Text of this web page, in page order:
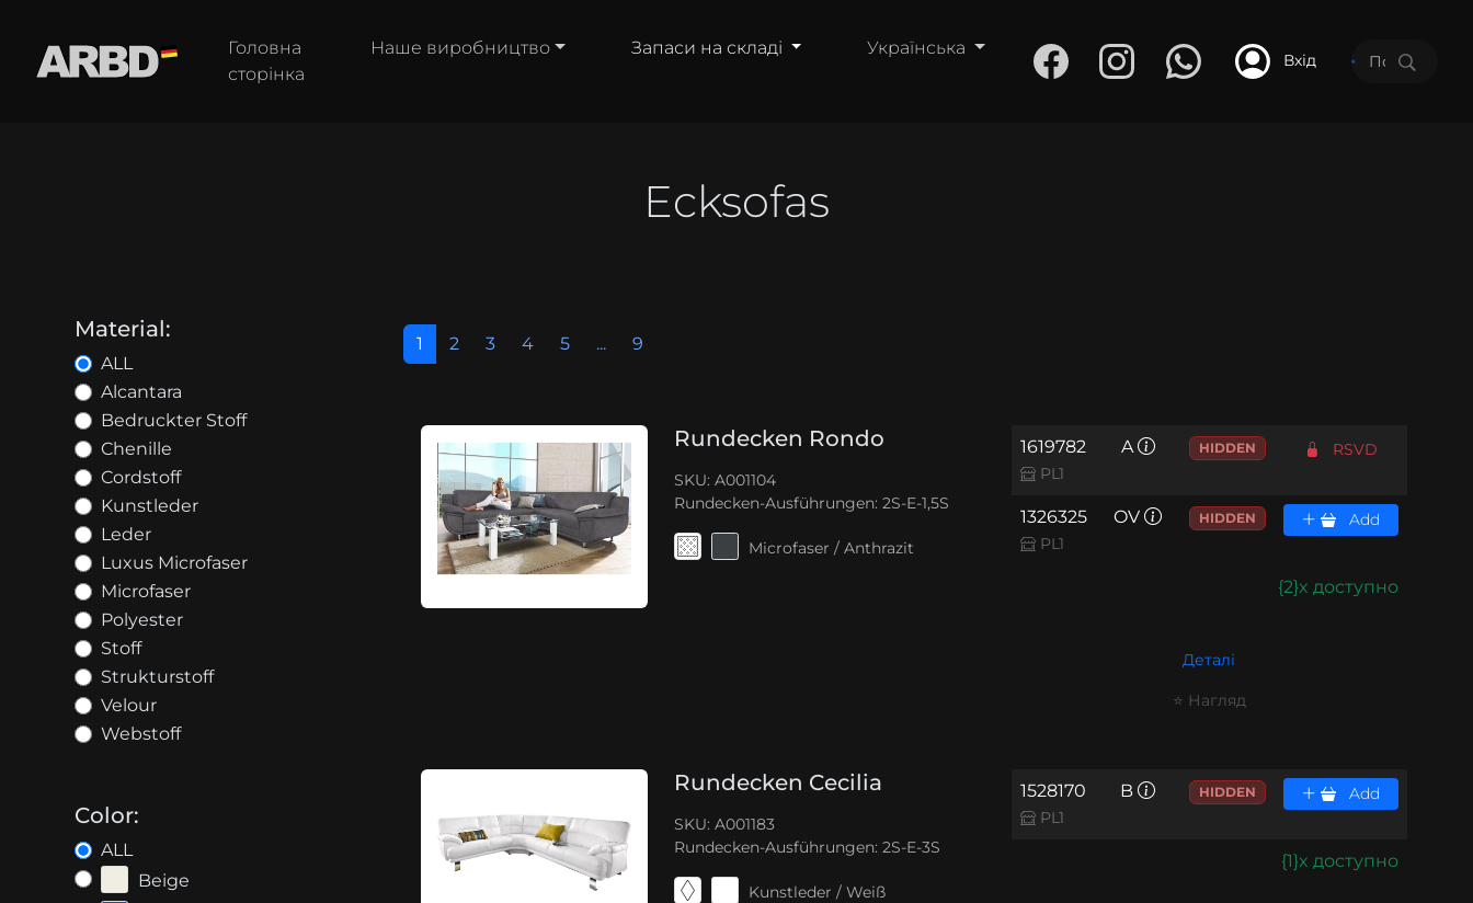
Головна
сторінка
Наше виробництво Запаси на складі Українська
Вхід
Ecksofas
Material:
ALL
Alcantara
Bedruckter Stoff
Chenille
Cordstoff
Kunstleder
Leder
Luxus Microfaser
Microfaser
Polyester
Stoff
Strukturstoff
Velour
Webstoff
Color:
ALL
Beige
1 2 3 4 5 ... 9
Rundecken Rondo
SKU: A001104
Rundecken-Ausführungen: 2S-E-1,5S
Microfaser / Anthrazit
1619782
PL1
A HIDDEN RSVD
1326325
PL1
OV HIDDEN Add
{2}x доступно
Деталі
⭐ Нагляд
Rundecken Cecilia
SKU: A001183
Rundecken-Ausführungen: 2S-E-3S
Kunstleder / Weiß
1528170
PL1
B HIDDEN Add
{1}x доступно